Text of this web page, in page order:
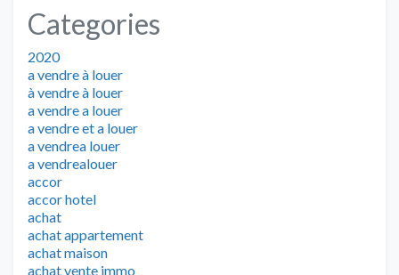
Categories
2020
a vendre à louer
à vendre à louer
a vendre a louer
a vendre et a louer
a vendrea louer
a vendrealouer
accor
accor hotel
achat
achat appartement
achat maison
achat vente immo